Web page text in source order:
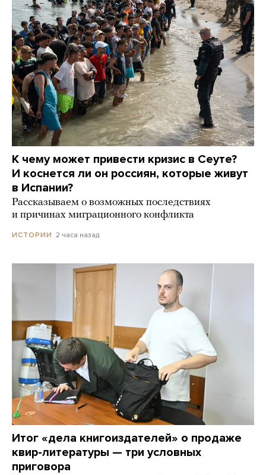
К чему может привести кризис в Сеуте?
И коснется ли он россиян, которые живут
в Испании?
Рассказываем о возможных последствиях
и причинах миграционного конфликта
ИСТОРИИ 2 часа назад
Итог «дела книгоиздателей» о продаже
квир-литературы — три условных
приговора